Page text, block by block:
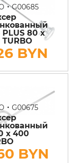
•G00685
PLUS 80 х
BYN
•G00675
х 400
BYN